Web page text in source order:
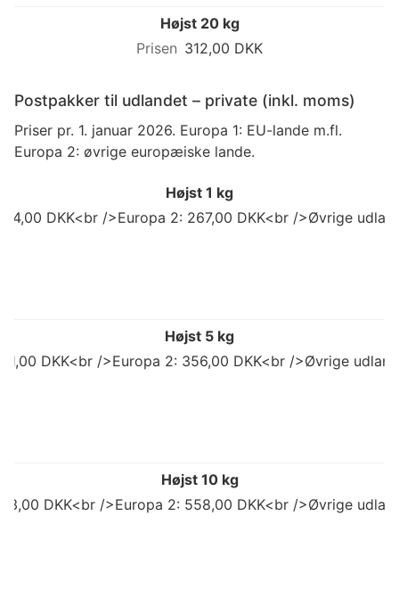
Højst 20 kg
312,00 DKK
Postpakker til udlandet – private (inkl. moms)
Priser pr. 1. januar 2026. Europa 1: EU-lande m.fl.
Europa 2: øvrige europæiske lande.
Højst 1 kg
DKK<br />Europa 2: 267,00 DKK<br />Øvrige
Højst 5 kg
DKK<br />Europa 2: 356,00 DKK<br />Øvrige
Højst 10 kg
DKK<br />Europa 2: 558,00 DKK<br />Øvrige